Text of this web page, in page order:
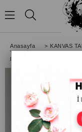
Anasayfa > KANVAS
Yatay Soyut Tablolar
>
Kanvas Soyut Tablo